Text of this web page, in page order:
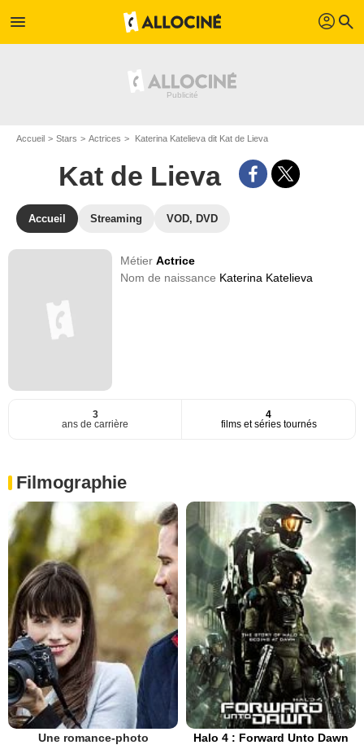
menu profil search
Accueil Stars Actrices Katerina Katelieva dit Kat de Lieva
Kat de Lieva
Accueil Streaming VOD, DVD
MétierActrice
Nom de naissance Katerina Katelieva
3
ans de carrière
4
films et séries tournés
Filmographie
Une romance-photo Halo 4 : Forward Unto Dawn